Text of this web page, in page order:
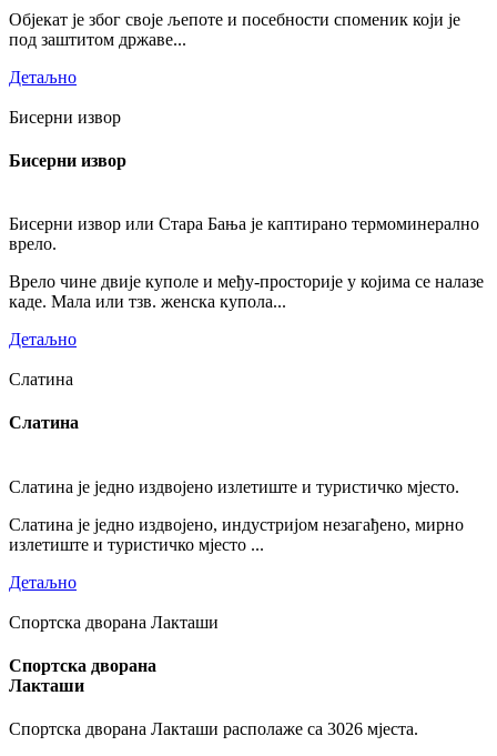
Објекат је због своје љепоте и посебности споменик који је
под заштитом државе...
Детаљно
Бисерни извор
Бисерни извор
Бисерни извор или Стара Бања је каптирано термоминерално
врело.
Врело чине двије куполе и међу-просторије у којима се налазе
каде. Мала или тзв. женска купола...
Детаљно
Слатина
Слатина
Слатина је једно издвојено излетиште и туристичко мјесто.
Слатина је једно издвојено, индустријом незагађено, мирно
излетиште и туристичко мјесто ...
Детаљно
Спортска дворана Лакташи
Спортска дворана
Лакташи
Спортска дворана Лакташи располаже са 3026 мјеста.